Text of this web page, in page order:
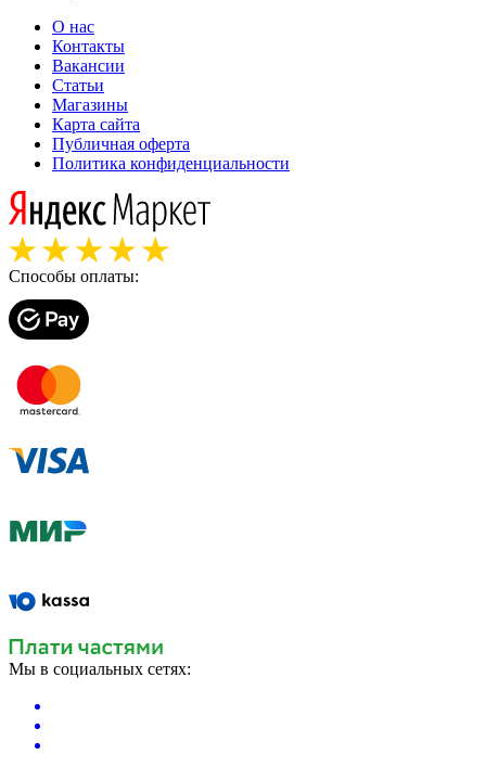
О нас
Контакты
Вакансии
Статьи
Магазины
Карта сайта
Публичная оферта
Политика конфиденциальности
Способы оплаты:
Мы в социальных сетях: